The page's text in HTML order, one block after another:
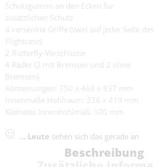
Schutzgummi an den Ecken für
zusätzlichen Schutz
4 versenkte Griffe (zwei auf jeder Seite des
Flightcase)
2 Butterfly-Verschlüsse
4 Räder (2 mit Bremsen und 2 ohne
Bremsen)
Abmessungen: 750 x 468 x 837 mm
Innenmaße Hohlraum: 226 x 419 mm
Kleinstes Innenhohlmaß: 100 mm
... Leute sehen sich das gerade an
Beschreibung